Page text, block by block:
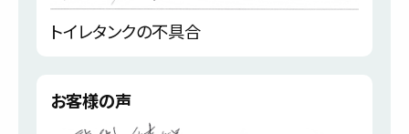
トイレタンクの不具合
お客様の声